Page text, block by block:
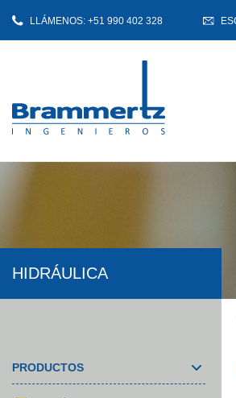
LLÁMENOS: +51 990 402 328
HIDRÁULICA
PRODUCTOS